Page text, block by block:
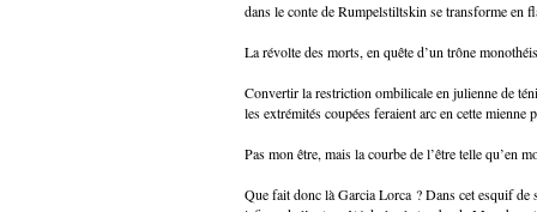
dans le conte de Rumpelstiltskin se transforme en
La révolte des morts, en quête d’un trône
Convertir la restriction ombilicale en julienne de
les extrémités coupées feraient arc en cette mienne
Pas mon être, mais la courbe de l’être telle qu’en
Que fait donc là Garcia Lorca ? Dans cet esquif de